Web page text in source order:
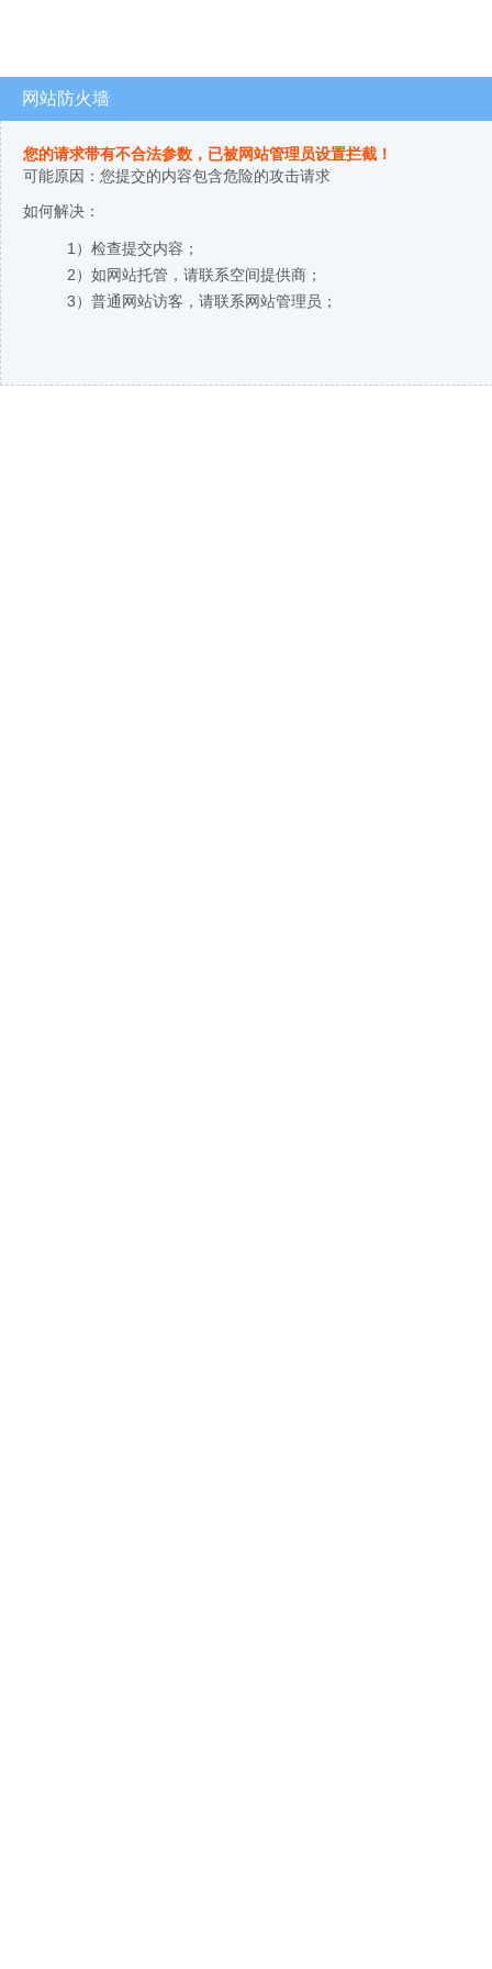
网站防火墙
您的请求带有不合法参数，已被网站管理员设置拦截！
可能原因：您提交的内容包含危险的攻击请求
如何解决：
1）检查提交内容；
2）如网站托管，请联系空间提供商；
3）普通网站访客，请联系网站管理员；